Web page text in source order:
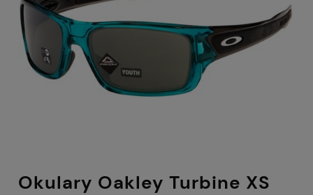
Okulary Oakley Turbine XS